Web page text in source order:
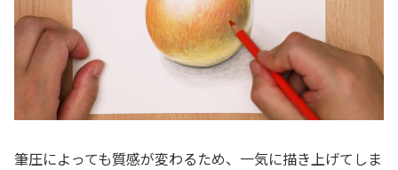
筆圧によっても質感が変わるため、一気に描き上げてしま